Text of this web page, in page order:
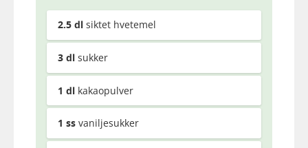
2.5 dl siktet hvetemel
3 dl sukker
1 dl kakaopulver
1 ss vaniljesukker